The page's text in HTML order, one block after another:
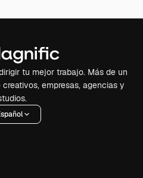
tu mejor trabajo. Más de un
empresas, agencias y